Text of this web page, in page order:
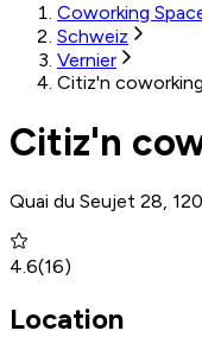
Coworking
Schweiz
Vernier
Citiz'n coworking
Citiz'n
Quai du Seujet 28,
4.6(16)
Location